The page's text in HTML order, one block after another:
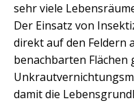
sehr viele
Der Einsatz von
direkt auf den Feldern
benachbarten Flächen
damit die